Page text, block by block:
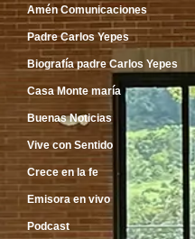
Amén Comunicaciones
Padre Carlos Yepes
Biografía padre Carlos Yepes
Casa Monte maría
Buenas Noticias
Vive con Sentido
Crece en la fe
Emisora en vivo
Podcast